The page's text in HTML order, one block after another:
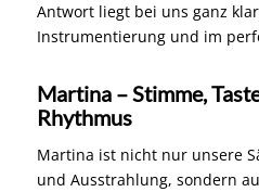
Antwort liegt bei uns ganz
Instrumentierung und im
Martina – Stimme,
Rhythmus
Martina ist nicht nur unsere
und Ausstrahlung, sondern